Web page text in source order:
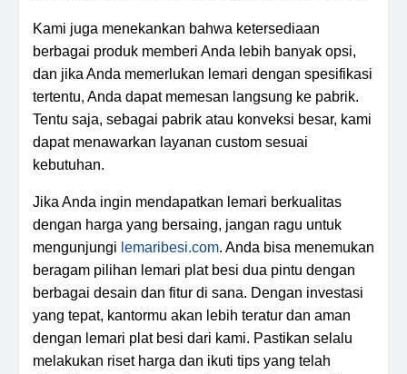
Kami juga menekankan bahwa ketersediaan
berbagai produk memberi Anda lebih banyak opsi,
dan jika Anda memerlukan lemari dengan spesifikasi
tertentu, Anda dapat memesan langsung ke pabrik.
Tentu saja, sebagai pabrik atau konveksi besar, kami
dapat menawarkan layanan custom sesuai
kebutuhan.
Jika Anda ingin mendapatkan lemari berkualitas
dengan harga yang bersaing, jangan ragu untuk
mengunjungi lemaribesi.com. Anda bisa menemukan
beragam pilihan lemari plat besi dua pintu dengan
berbagai desain dan fitur di sana. Dengan investasi
yang tepat, kantormu akan lebih teratur dan aman
dengan lemari plat besi dari kami. Pastikan selalu
melakukan riset harga dan ikuti tips yang telah